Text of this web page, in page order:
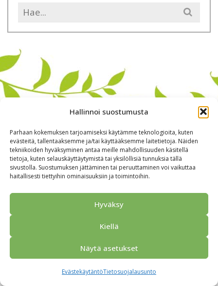
Hallinnoi suostumusta
Parhaan kokemuksen tarjoamiseksi käytämme teknologioita, kuten
evästeitä, tallentaaksemme ja/tai käyttääksemme laitetietoja. Näiden
tekniikoiden hyväksyminen antaa meille mahdollisuuden käsitellä
tietoja, kuten selauskäyttäytymistä tai yksilöllisiä tunnuksia tällä
sivustolla. Suostumuksen jättäminen tai peruuttaminen voi vaikuttaa
haitallisesti tiettyihin ominaisuuksiin ja toimintoihin.
Hyväksy
Kiellä
Näytä asetukset
EvästekäytäntöTietosuojalausunto
Search
for:
Alkuun Ryhmille Kokous & Ohjelmat
Yhteistyökumppanit
Tarjouspyyntö
Anna palautetta
Tietosuojaseloste
© 2026 Porvoo Tours - matkanjärjestäjä / FPW